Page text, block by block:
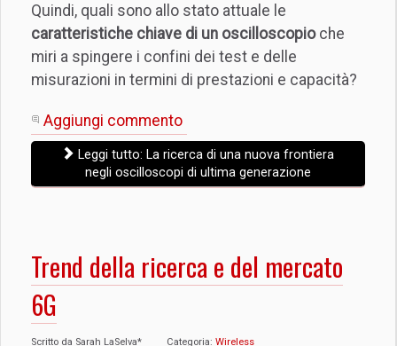
Quindi, quali sono allo stato attuale le
caratteristiche chiave di un oscilloscopioche
miri a spingere i confini dei test e delle
misurazioni in termini di prestazioni e capacità?
Aggiungi commento
Leggi tutto: La ricerca di una nuova frontiera
negli oscilloscopi di ultima generazione
Trend della ricerca e del mercato
6G
Scritto da Sarah LaSelva* Categoria: Wireless